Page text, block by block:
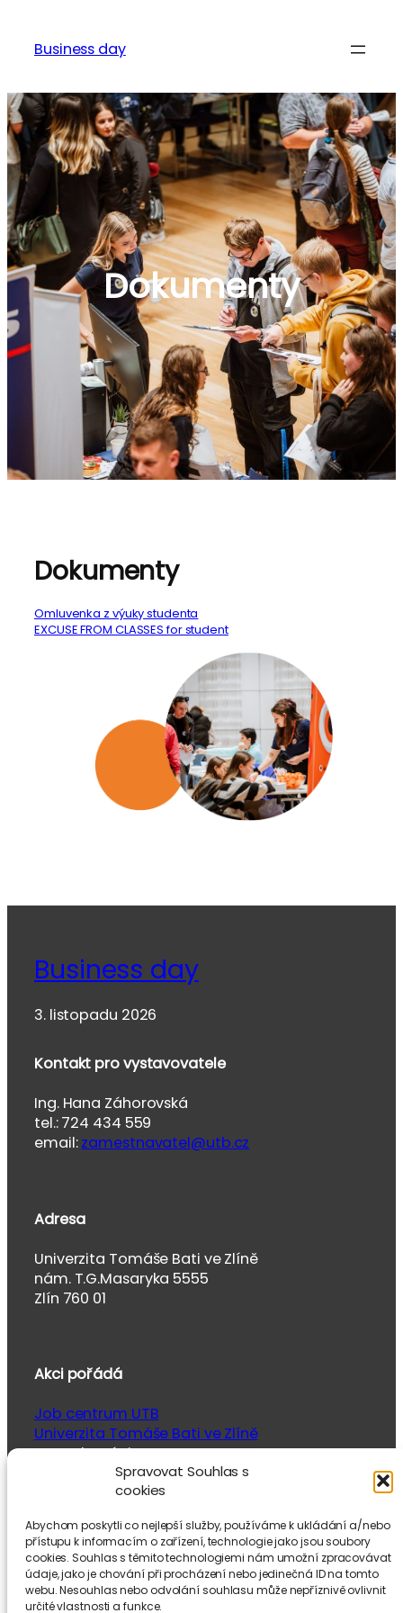
Spravovat Souhlas s
cookies
Abychom poskytli co nejlepší služby, používáme k ukládání a/nebo
přístupu k informacím o zařízení, technologie jako jsou soubory
cookies. Souhlas s těmito technologiemi nám umožní zpracovávat
údaje, jako je chování při procházení nebo jedinečná ID na tomto
webu. Nesouhlas nebo odvolání souhlasu může nepříznivě ovlivnit
určité vlastnosti a funkce.
obsahBusiness day
Dokumenty
Dokumenty
Omluvenka z výuky studenta
EXCUSE FROM CLASSES for student
Business day
3. listopadu 2026
Kontakt pro vystavovatele
Ing. Hana Záhorovská
tel.: 724 434 559
email:zamestnavatel@utb.cz
Adresa
Univerzita Tomáše Bati ve Zlíně
nám. T.G.Masaryka 5555
Zlín 760 01
Akci pořádá
Job centrum UTB
Univerzita Tomáše Bati ve Zlíně
ve spolupráci se
Studentskou unií UTB